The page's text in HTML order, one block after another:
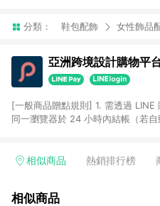
分類： 鞋包配飾 女性飾品
亞洲跨境設計購物平
[一般商品贈點規則] 1. 需透過
同一瀏覽器於 24 小時內結帳（若
回饋訂單不得享有 Pinkoi 站方優惠
行為，不具贈點資格，部分退款不
相似商品 熱銷排行榜
相似商品